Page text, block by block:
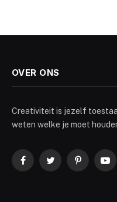
OVER ONS
Creativiteit is jezelf
weten welke je moet
FacebookTwitterPinterest